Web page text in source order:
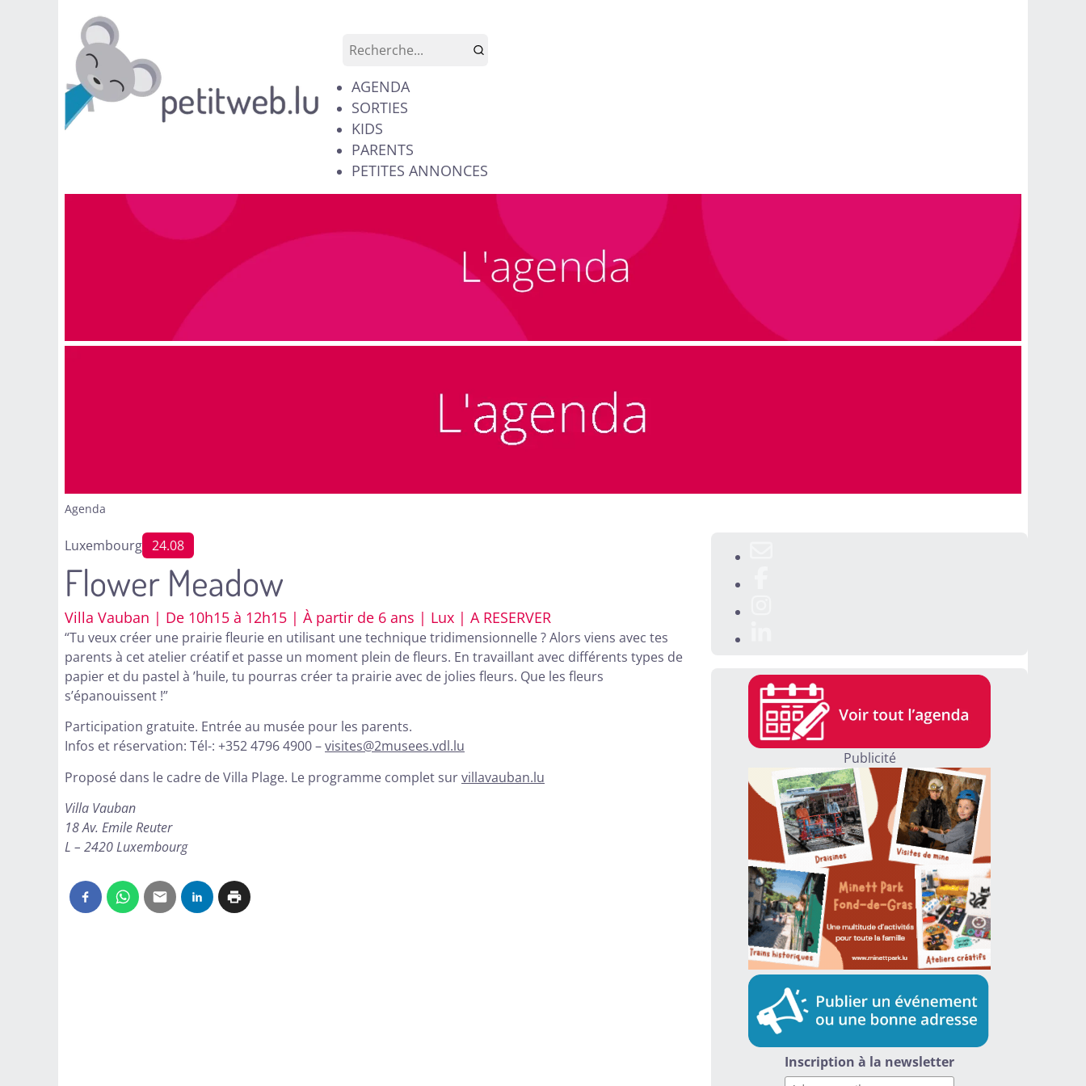
AGENDA
SORTIES
KIDS
PARENTS
PETITES ANNONCES
Agenda
Luxembourg 24.08
Flower Meadow
Villa Vauban | De 10h15 à 12h15 | À partir de 6 ans | Lux | A RESERVER
“Tu veux créer une prairie fleurie en utilisant une technique tridimensionnelle ? Alors viens avec tes
parents à cet atelier créatif et passe un moment plein de fleurs. En travaillant avec différents types de
papier et du pastel à ’huile, tu pourras créer ta prairie avec de jolies fleurs. Que les fleurs
s’épanouissent !”
Participation gratuite. Entrée au musée pour les parents.
Infos et réservation: Tél-: +352 4796 4900 –visites@2musees.vdl.lu
Proposé dans le cadre de Villa Plage. Le programme complet survillavauban.lu
Villa Vauban
18 Av. Emile Reuter
L – 2420 Luxembourg
Publicité
Inscription à la newsletter